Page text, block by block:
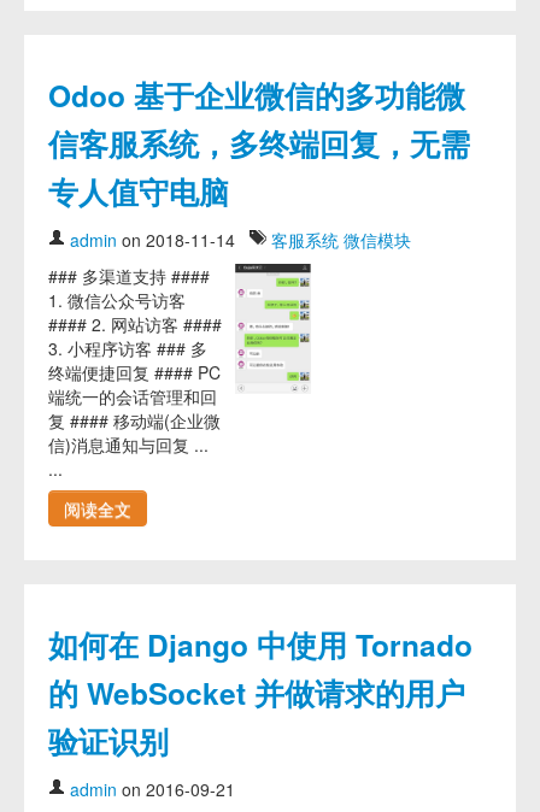
Odoo 基于企业微信的多功能微
信客服系统，多终端回复，无需
专人值守电脑
admin on 2018-11-14 客服系统 微信模块
### 多渠道支持 ####
1. 微信公众号访客
#### 2. 网站访客 ####
3. 小程序访客 ### 多
终端便捷回复 #### PC
端统一的会话管理和回
复 #### 移动端(企业微
信)消息通知与回复 ...
...
阅读全文
如何在 Django 中使用 Tornado
的 WebSocket 并做请求的用户
验证识别
admin on 2016-09-21